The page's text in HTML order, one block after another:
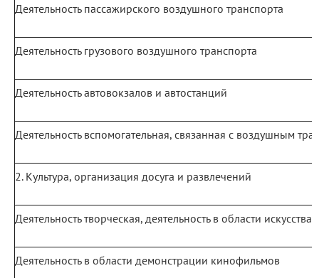
Деятельность пассажирского воздушного транспорта
Деятельность грузового воздушного транспорта
Деятельность автовокзалов и автостанций
Деятельность вспомогательная, связанная с воздушным
2. Культура, организация досуга и развлечений
Деятельность творческая, деятельность в области
Деятельность в области демонстрации кинофильмов